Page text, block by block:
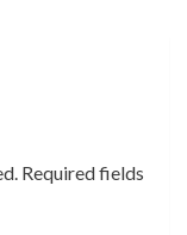
Required fields